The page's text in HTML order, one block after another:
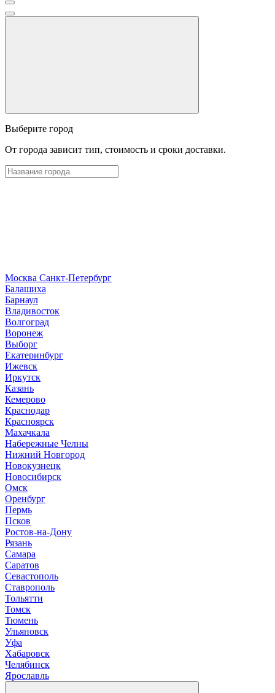
Выберите город
От города зависит тип, стоимость и сроки доставки.
Москва Санкт-Петербург
Балашиха
Барнаул
Владивосток
Волгоград
Воронеж
Выборг
Екатеринбург
Ижевск
Иркутск
Казань
Кемерово
Краснодар
Красноярск
Махачкала
Набережные Челны
Нижний Новгород
Новокузнецк
Новосибирск
Омск
Оренбург
Пермь
Псков
Ростов-на-Дону
Рязань
Самара
Саратов
Севастополь
Ставрополь
Тольятти
Томск
Тюмень
Ульяновск
Уфа
Хабаровск
Челябинск
Ярославль